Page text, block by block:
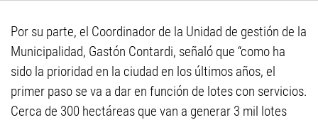
Por su parte, el Coordinador de la Unidad de gestión de la
Municipalidad, Gastón Contardi, señaló que “como ha
sido la prioridad en la ciudad en los últimos años, el
primer paso se va a dar en función de lotes con servicios.
Cerca de 300 hectáreas que van a generar 3 mil lotes